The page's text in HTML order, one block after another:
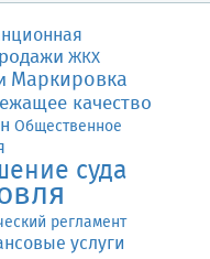
ЖКХ
Маркировка
качество
Общественное
суда
регламент
услуги